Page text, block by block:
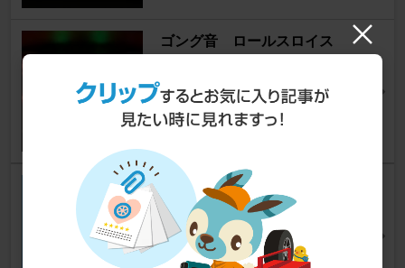
ゴング音 ロールスロイス
k a t s uさん
19
0
コーディング
アクティブハイブリッド 3
k a t s uさん
19
1